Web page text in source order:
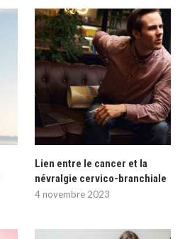
Lien entre le cancer et la
névralgie cervico-branchiale
4 novembre 2023